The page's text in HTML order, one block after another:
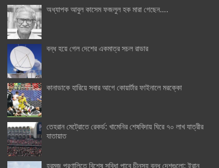
অধ্যাপক আবুল কাসেম ফজলুল হক মারা গেছেন….
বন্ধ হয়ে গেল দেশের একমাত্র সচল রাডার
কানাডাকে হারিয়ে সবার আগে কোয়ার্টার ফাইনালে মরক্কো
তেহরান মেট্রোতে রেকর্ড: খামেনির শেষবিদায় ঘিরে ৭০ লাখ যাত্রীর
যাতায়াত
হরমুজ প্রণালিতে বিশেষ সুবিধা পাবে চীনসহ বন্ধু দেশগুলো: ইরান